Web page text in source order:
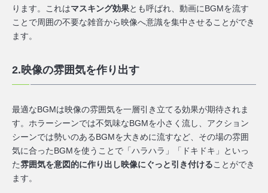
ります。これはマスキング効果とも呼ばれ、動画にBGMを流す
ことで周囲の不要な雑音から映像へ意識を集中させることができ
ます。
2.映像の雰囲気を作り出す
最適なBGMは映像の雰囲気を一層引き立てる効果が期待されま
す。ホラーシーンでは不気味なBGMを小さく流し、アクション
シーンでは勢いのあるBGMを大きめに流すなど、その場の雰囲
気に合ったBGMを使うことで「ハラハラ」「ドキドキ」といっ
た雰囲気を意図的に作り出し映像にぐっと引き付けることができ
ます。